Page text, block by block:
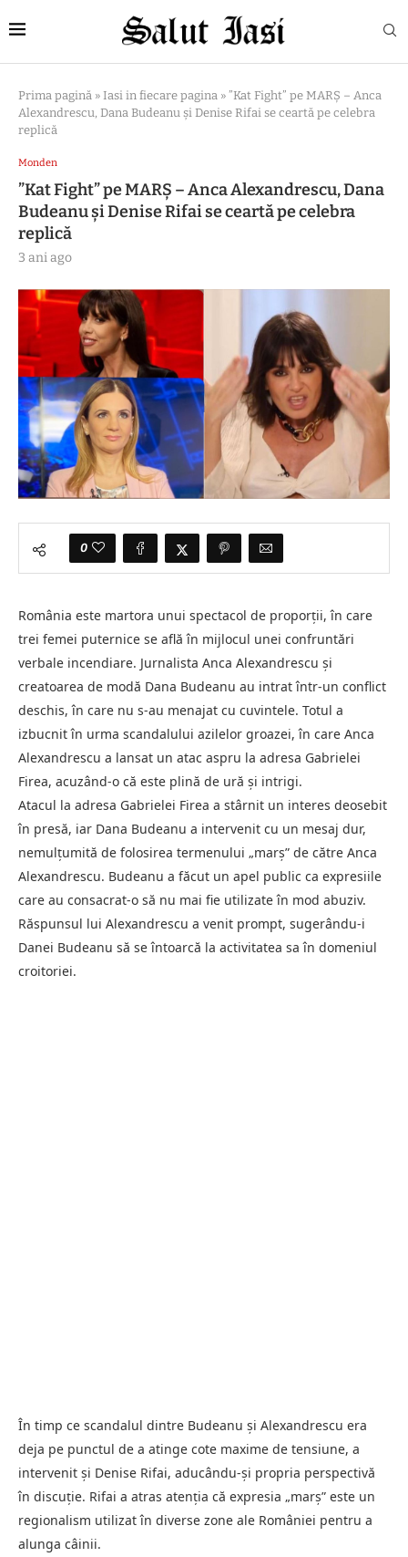
Prima pagină » Iasi in fiecare pagina » ”Kat Fight” pe MARȘ – Anca
Alexandrescu, Dana Budeanu și Denise Rifai se ceartă pe celebra
replică
Monden
”Kat Fight” pe MARȘ – Anca Alexandrescu, Dana
Budeanu și Denise Rifai se ceartă pe celebra
replică
3 ani ago
0
România este martora unui spectacol de proporții, în care
trei femei puternice se află în mijlocul unei confruntări
verbale incendiare. Jurnalista Anca Alexandrescu și
creatoarea de modă Dana Budeanu au intrat într-un conflict
deschis, în care nu s-au menajat cu cuvintele. Totul a
izbucnit în urma scandalului azilelor groazei, în care Anca
Alexandrescu a lansat un atac aspru la adresa Gabrielei
Firea, acuzând-o că este plină de ură și intrigi.
Atacul la adresa Gabrielei Firea a stârnit un interes deosebit
în presă, iar Dana Budeanu a intervenit cu un mesaj dur,
nemulțumită de folosirea termenului „marș” de către Anca
Alexandrescu. Budeanu a făcut un apel public ca expresiile
care au consacrat-o să nu mai fie utilizate în mod abuziv.
Răspunsul lui Alexandrescu a venit prompt, sugerându-i
Danei Budeanu să se întoarcă la activitatea sa în domeniul
croitoriei.
În timp ce scandalul dintre Budeanu și Alexandrescu era
deja pe punctul de a atinge cote maxime de tensiune, a
intervenit și Denise Rifai, aducându-și propria perspectivă
în discuție. Rifai a atras atenția că expresia „marș” este un
regionalism utilizat în diverse zone ale României pentru a
alunga câinii.